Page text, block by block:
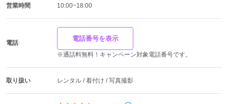
営業時間 10:00~18:00
電話
電話番号を表示
※通話料無料！キャンペーン対象電話番号です。
取り扱い レンタル / 着付け / 写真撮影